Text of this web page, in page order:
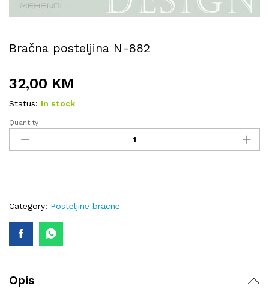
Bračna posteljina N-882
32,00 KM
Status: In stock
Bračna
posteljina
N-
Quantity
Category: Posteljine bracne
Opis